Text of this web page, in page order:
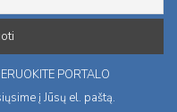
PORTALO
į Jūsų el. paštą.